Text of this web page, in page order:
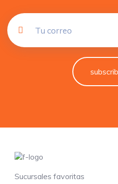
Sucursales favoritas